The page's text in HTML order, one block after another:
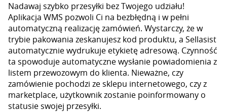
Nadawaj szybko przesyłki bez Twojego udziału!
Aplikacja WMS pozwoli Ci na bezbłędną i w pełni
automatyczną realizację zamówień. Wystarczy, że w
trybie pakowania zeskanujesz kod produktu, a Sellasist
automatycznie wydrukuje etykietę adresową. Czynność
ta spowoduje automatyczne wysłanie powiadomienia z
listem przewozowym do klienta. Nieważne, czy
zamówienie pochodzi ze sklepu internetowego, czy z
marketplace, użytkownik zostanie poinformowany o
statusie swojej przesyłki.